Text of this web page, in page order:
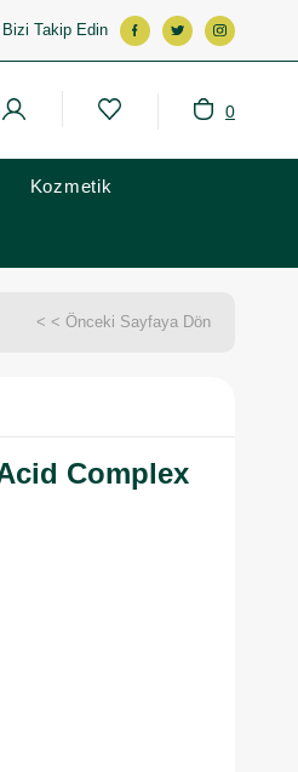
Bizi Takip Edin
0
Kozmetik
< < Önceki Sayfaya Dön
Complex